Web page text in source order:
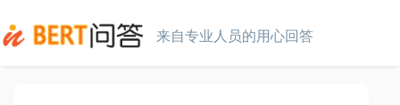
来自专业人员的用心回答